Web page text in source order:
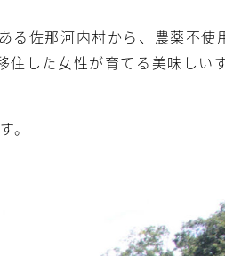
る佐那河内村から、農薬不使
住した女性が育てる美味しい
。